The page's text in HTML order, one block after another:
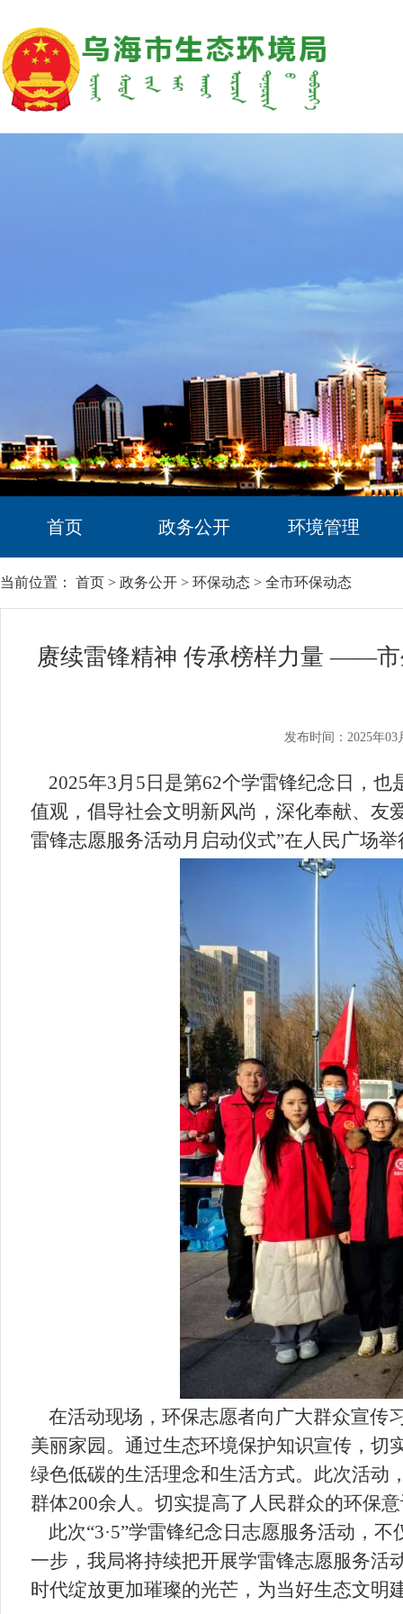
首页 政务公开 环境管理
当前位置： 首页 > 政务公开 > 环保动态 > 全市环保动态
赓续雷锋精神 传承榜样力量 ——市
发布时间：2025年03
2025年3月5日是第62个学雷锋纪念日，也
值观，倡导社会文明新风尚，深化奉献、友
雷锋志愿服务活动月启动仪式”在人民广场
在活动现场，环保志愿者向广大群众宣传
美丽家园。通过生态环境保护知识宣传，切
绿色低碳的生活理念和生活方式。此次活动
群体200余人。切实提高了人民群众的环保
此次“3·5”学雷锋纪念日志愿服务活动，
一步，我局将持续把开展学雷锋志愿服务活
时代绽放更加璀璨的光芒，为当好生态文明